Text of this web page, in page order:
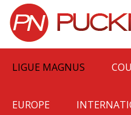
LIGUE MAGNUS
EUROPE